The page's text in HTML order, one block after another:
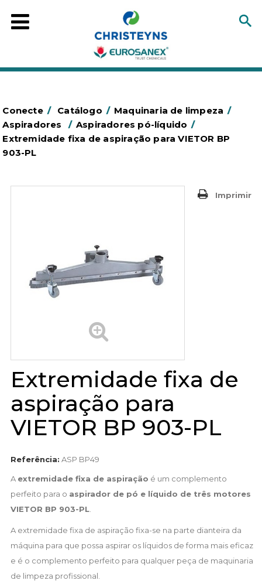
Conecte / Catálogo / Maquinaria de limpeza /
Aspiradores
/ Aspiradores pó-líquido /
Extremidade fixa de aspiração para VIETOR BP
903-PL
Imprimir
Extremidade fixa de
aspiração para
VIETOR BP 903-PL
Referência: ASP BP49
A extremidade fixa de aspiração é um complemento
perfeito para o aspirador de pó e líquido de três motores
VIETOR BP 903-PL.
A extremidade fixa de aspiração fixa-se na parte dianteira da
máquina para que possa aspirar os líquidos de forma mais eficaz
e é o complemento perfeito para qualquer peça de maquinaria
de limpeza profissional.